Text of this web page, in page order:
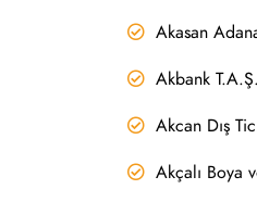
Akasan
Akbank T.A.Ş.
Akcan Dış
Akçalı Boya